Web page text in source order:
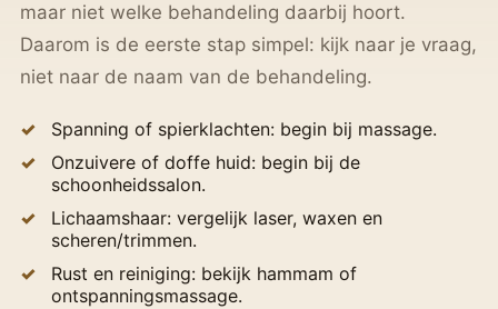
maar niet welke behandeling daarbij hoort.
Daarom is de eerste stap simpel: kijk naar je vraag,
niet naar de naam van de behandeling.
Spanning of spierklachten: begin bij massage.
Onzuivere of doffe huid: begin bij de
schoonheidssalon.
Lichaamshaar: vergelijk laser, waxen en
scheren/trimmen.
Rust en reiniging: bekijk hammam of
ontspanningsmassage.